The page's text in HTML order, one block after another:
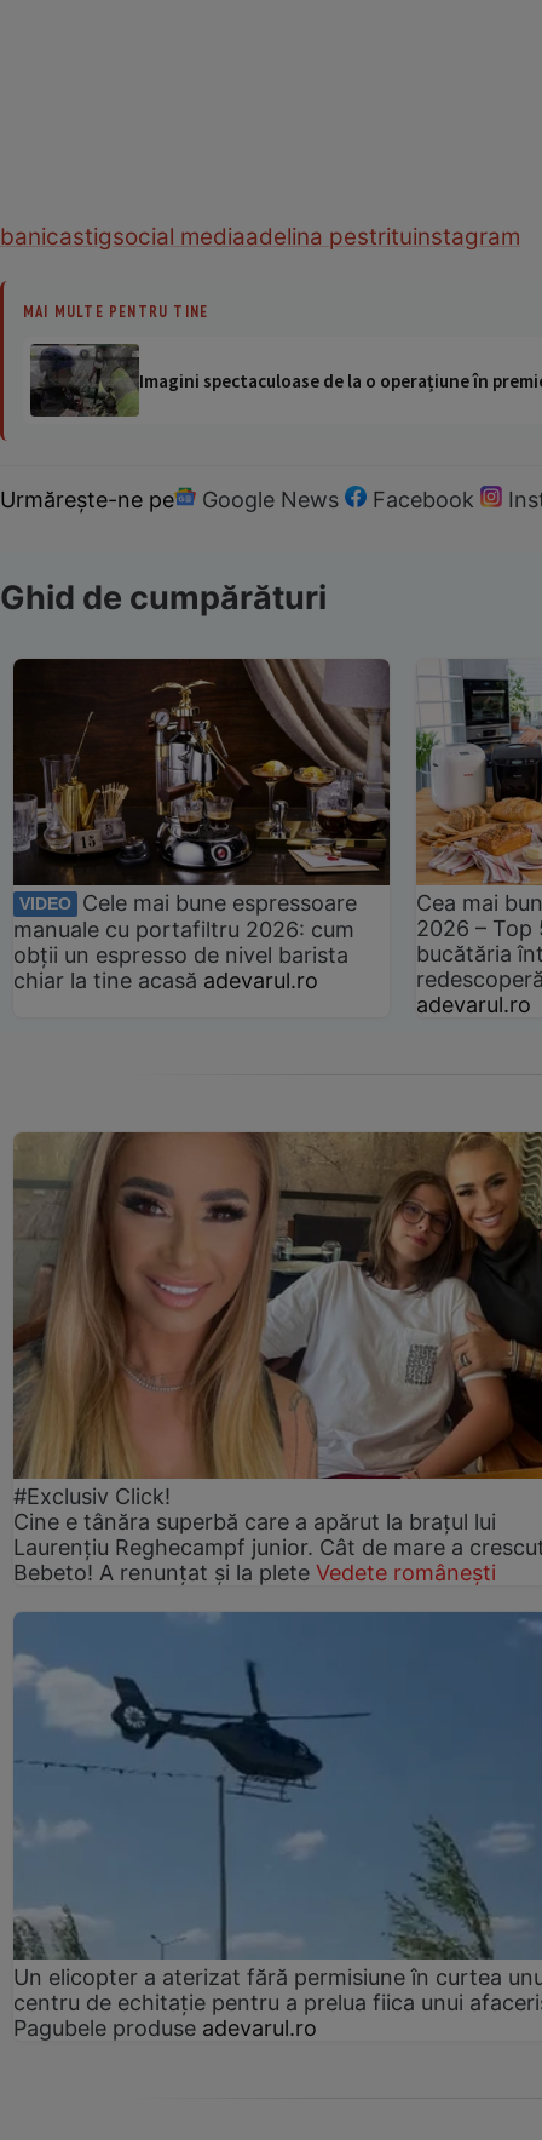
banicastigsocial mediaadelina pestrituinstagram
MAI MULTE PENTRU TINE
Imagini spectaculoase de la o operațiune în
Urmărește-ne pe Google News Facebook
Ghid de cumpărături
VIDEO
Cele mai bune espressoare
manuale cu portafiltru 2026: cum
obții un espresso de nivel barista
chiar la tine acasă adevarul.ro
Cea mai
2026 –
bucătăria
adevarul.ro
#Exclusiv Click!
Cine e tânăra superbă care a apărut la brațul lui
Laurențiu Reghecampf junior. Cât de mare a
Bebeto! A renunțat și la plete Vedete românești
Un elicopter a aterizat fără permisiune în curtea
centru de echitație pentru a prelua fiica unui
Pagubele produse adevarul.ro